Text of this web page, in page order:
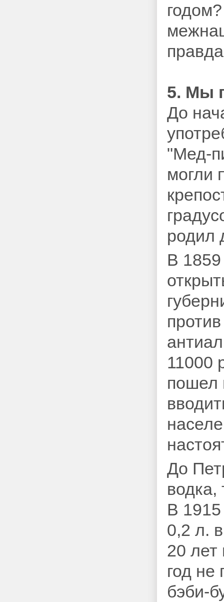
5. Мы
До
"Мед-
могли
родил
В 1859
11000
пошел
До
водка,
В 1915
0,2 л.
20 лет
год
бэби-